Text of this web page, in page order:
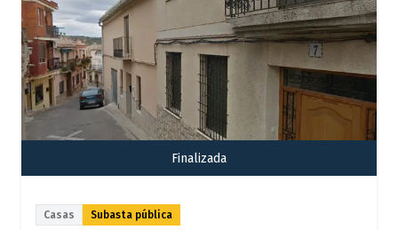
Finalizada
Casas Subasta pública